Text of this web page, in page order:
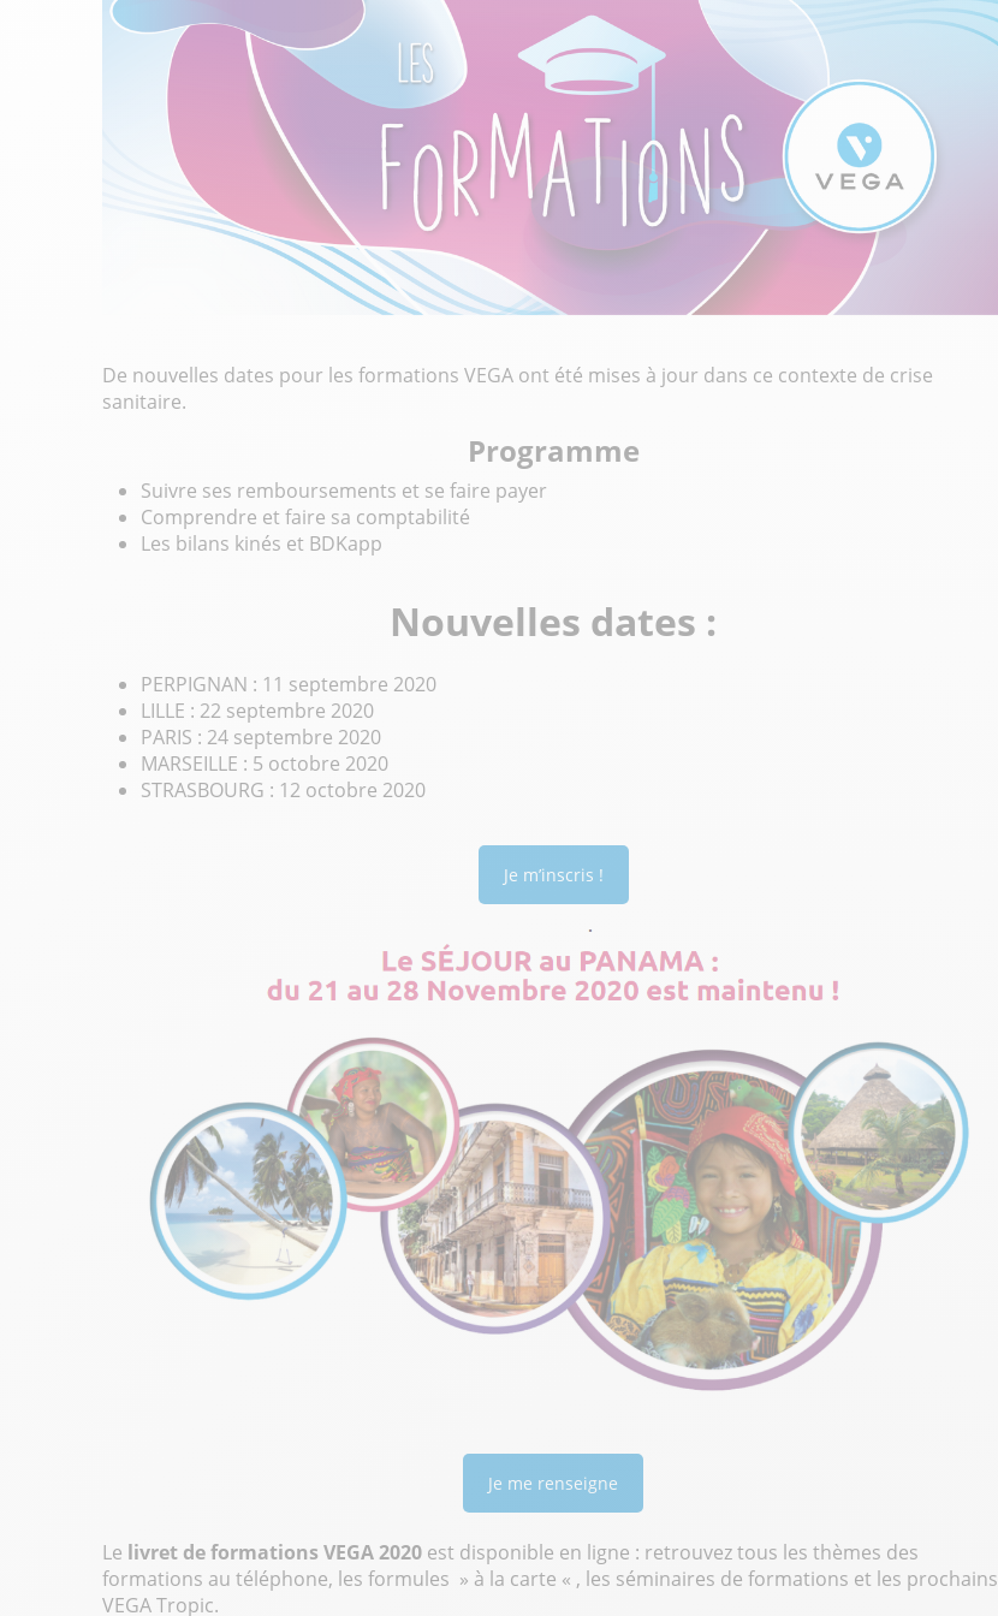
De nouvelles dates pour les formations VEGA ont été mises à jour dans ce contexte de crise
sanitaire.
Programme
Suivre ses remboursements et se faire payer
Comprendre et faire sa comptabilité
Les bilans kinés et BDKapp
Nouvelles dates :
PERPIGNAN : 11 septembre 2020
LILLE : 22 septembre 2020
PARIS : 24 septembre 2020
MARSEILLE : 5 octobre 2020
STRASBOURG : 12 octobre 2020
Je m’inscris !
Je me renseigne
Le livret de formations VEGA 2020 est disponible en ligne : retrouvez tous les thèmes des
formations au téléphone, les formules » à la carte « , les séminaires de formations et les prochains
VEGA Tropic.